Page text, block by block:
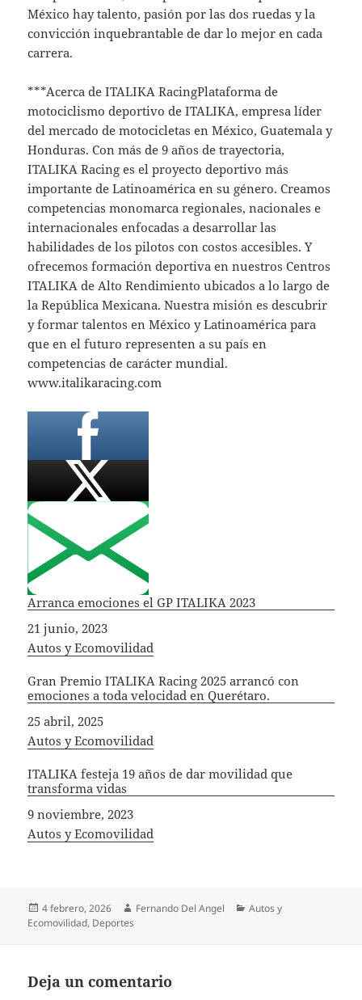
México hay talento, pasión por las dos ruedas y la
convicción inquebrantable de dar lo mejor en cada
carrera.
***Acerca de ITALIKA RacingPlataforma de
motociclismo deportivo de ITALIKA, empresa líder
del mercado de motocicletas en México, Guatemala y
Honduras. Con más de 9 años de trayectoria,
ITALIKA Racing es el proyecto deportivo más
importante de Latinoamérica en su género. Creamos
competencias monomarca regionales, nacionales e
internacionales enfocadas a desarrollar las
habilidades de los pilotos con costos accesibles. Y
ofrecemos formación deportiva en nuestros Centros
ITALIKA de Alto Rendimiento ubicados a lo largo de
la República Mexicana. Nuestra misión es descubrir
y formar talentos en México y Latinoamérica para
que en el futuro representen a su país en
competencias de carácter mundial.
www.italikaracing.com
Arranca emociones el GP ITALIKA 2023
Fecha
21 junio, 2023
In relation to
Autos y Ecomovilidad
Gran Premio ITALIKA Racing 2025 arrancó con
emociones a toda velocidad en Querétaro.
Fecha
25 abril, 2025
In relation to
Autos y Ecomovilidad
ITALIKA festeja 19 años de dar movilidad que
transforma vidas
Fecha
9 noviembre, 2023
In relation to
Autos y Ecomovilidad
Publicado
el
4 febrero, 2026 Autor
Fernando Del Angel Categorías
Autos y
Ecomovilidad, Deportes
Deja un comentario